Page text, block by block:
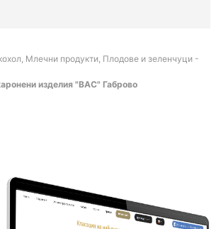
Млечни продукти, Плодове и зеленчуци -
изделия "ВАС" Габрово